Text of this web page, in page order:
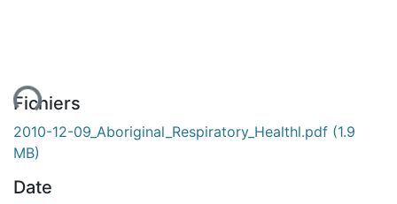
Fichiers
2010-12-09_Aboriginal_Respiratory_Healthl.pdf (1.9
MB)
Date